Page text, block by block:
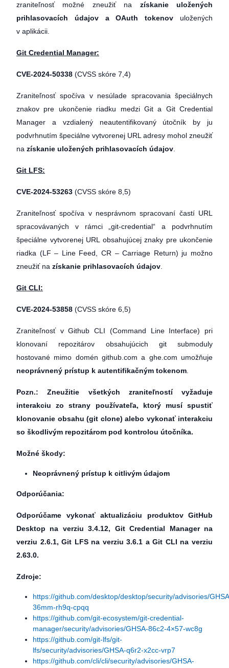
zraniteľnosť možné zneužiť na získanie uložených
prihlasovacích údajov a OAuth tokenov uložených
v aplikácii.
Git Credential Manager:
CVE-2024-50338 (CVSS skóre 7,4)
Zraniteľnosť spočíva v nesúlade spracovania špeciálnych
znakov pre ukončenie riadku medzi Git a Git Credential
Manager a vzdialený neautentifikovaný útočník by ju
podvrhnutím špeciálne vytvorenej URL adresy mohol zneužiť
na získanie uložených prihlasovacích údajov
Git LFS:
CVE-2024-53263 (CVSS skóre 8,5)
Zraniteľnosť spočíva v nesprávnom spracovaní častí URL
spracovávaných v rámci „git-credential“ a podvrhnutím
špeciálne vytvorenej URL obsahujúcej znaky pre ukončenie
riadka (LF – Line Feed, CR – Carriage Return) ju možno
zneužiť na získanie prihlasovacích údajov
Git CLI:
CVE-2024-53858 (CVSS skóre 6,5)
Zraniteľnosť v Github CLI (Command Line Interface) pri
klonovaní repozitárov obsahujúcich git submoduly
hostované mimo domén github.com a ghe.com umožňuje
neoprávnený prístup k autentifikačným tokenom
Pozn.: Zneužitie všetkých zraniteľností vyžaduje
interakciu zo strany používateľa, ktorý musí spustiť
klonovanie obsahu (git clone) alebo vykonať interakciu
so škodlivým repozitárom pod kontrolou útočníka.
Možné škody:
Neoprávnený prístup k citlivým údajom
Odporúčania:
Odporúčame vykonať aktualizáciu produktov GitHub
Desktop na verziu 3.4.12, Git Credential Manager na
verziu 2.6.1, Git LFS na verziu 3.6.1 a Git CLI na verziu
2.63.0.
Zdroje:
https://github.com/desktop/desktop/security/advisories/
36mm-rh9q-cpqq
https://github.com/git-ecosystem/git-credential-
manager/security/advisories/GHSA-86c2-4×57-wc8g
https://github.com/git-lfs/git-
lfs/security/advisories/GHSA-q6r2-x2cc-vrp7
https://github.com/cli/cli/security/advisories/GHSA-